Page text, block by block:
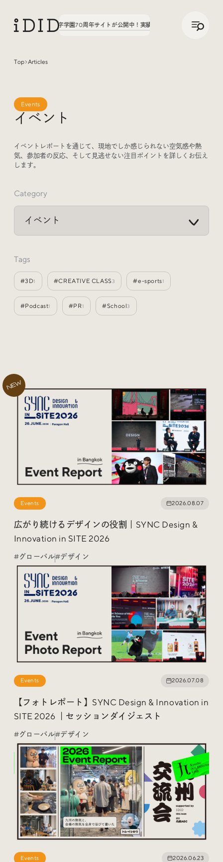
。第3弾、八文字学園70周年サイトが公開中！実績の話、聞いてみた。第3弾、八
JP
Sites Of Interest 今月の気になるサイト
Events
Other
Today’s Bookmark
今日のブクマ
iDIDメディア編集部メンバーが見つけた気になるあれこ
れを、ほぼ毎日1つずつ紹介しています。
Radio
「iDID RADIO」を隔週で公開中！
題になったサイトなどを30分でお届けします。
Contact
Trend Tags
#Podcast #デザイン
#Webサイト #サイトレビュー
#デジタルデザイン #コミュニティ
#ブランディング #ご当地クリエイター
#シェアオフィス #グローバル
Top Articles
イベント
Events
イベントレポートを通じて、現地でしか感じられない空気感や熱
気、参加者の反応、そして見逃せない注目ポイントを詳しくお伝え
します。
Category
Tags
#3D1 #CREATIVE CLASS 3 #e-sports1
#Podcast1 #PR1 #School3
NEW
Events 2026.08.07
広がり続けるデザインの役割｜SYNC Design &
Innovation in SITE 2026
#グローバル#デザイン
Events 2026.07.08
【フォトレポート】SYNC Design & Innovation in
SITE 2026 ｜セッションダイジェスト
#グローバル#デザイン
Events 2026.06.23